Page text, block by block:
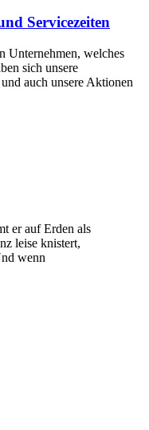
Servicezeiten
Unternehmen, welches
sich unsere
auch unsere Aktionen
er auf Erden als
leise knistert,
wenn